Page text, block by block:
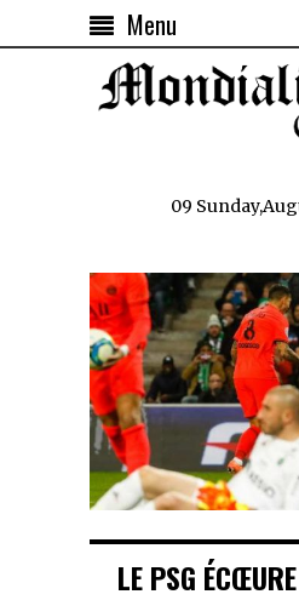
Menu
09
LE PSG